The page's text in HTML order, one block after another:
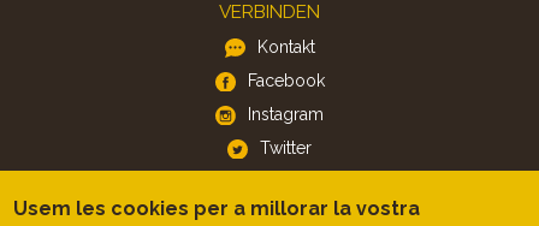
VERBINDEN
Kontakt
Facebook
Instagram
Twitter
APP
Usem les cookies per a millorar la vostra